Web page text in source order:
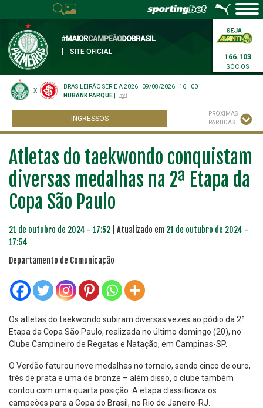
SITE OFICIAL
166.103
SÓCIOS
X
BRASILEIRÃO SÉRIE A 2026 09/08/2026
16H00
NUBANK PARQUE
INGRESSOS
PRÓXIMAS
PARTIDAS
Atletas do taekwondo conquistam
diversas medalhas na 2ª Etapa da
Copa São Paulo
21 de outubro de 2024 - 17:52 | Atualizado em 21 de outubro de 2024 -
17:54
Departamento de Comunicação
Os atletas do taekwondo subiram diversas vezes ao pódio da 2ª
Etapa da Copa São Paulo, realizada no último domingo (20), no
Clube Campineiro de Regatas e Natação, em Campinas-SP.
O Verdão faturou nove medalhas no torneio, sendo cinco de ouro,
três de prata e uma de bronze – além disso, o clube também
contou com uma quarta posição. A etapa classificava os
campeões para a Copa do Brasil, no Rio de Janeiro-RJ.